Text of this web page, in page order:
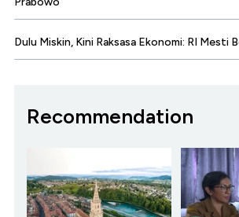
Dulu Miskin, Kini Raksasa Ekonomi: RI Mesti
Recommendation